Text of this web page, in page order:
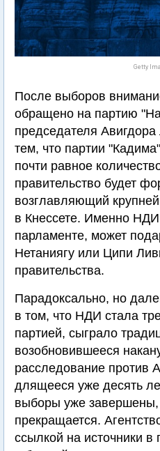
Getty
После выборов
обращено на партию
председателя
тем, что партии
почти равное
правительство будет
возглавляющий
в Кнессете. Именно
парламенте, может
Нетаниягу или Ципи
правительства.
Парадоксально, но
в том, что НДИ стала
партией, сыграло
возобновившееся
расследование против
длящееся уже десять
выборы уже
прекращается.
ссылкой на источники в